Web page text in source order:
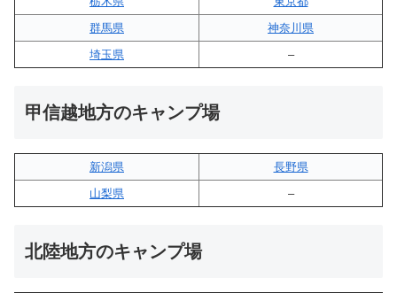
群馬県
神奈川県
埼玉県
–
甲信越地方のキャンプ場
新潟県
長野県
山梨県
–
北陸地方のキャンプ場